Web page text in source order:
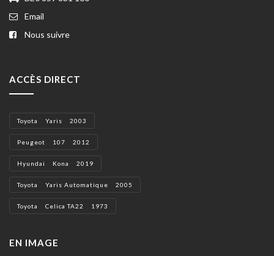
Email
Nous suivre
ACCÈS DIRECT
Toyota Yaris 2003
Peugeot 107 2012
Hyundai Kona 2019
Toyota Yaris Automatique 2005
Toyota Celica TA22 1973
EN IMAGE